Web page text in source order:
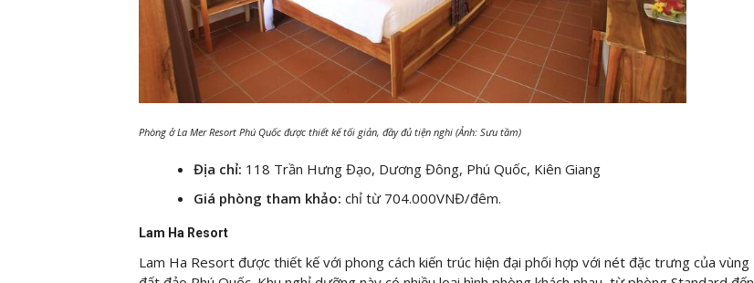
Phòng ở La Mer Resort Phú Quốc được thiết kế tối giản, đầy đủ tiện nghi (Ảnh: Sưu tầm)
Địa chỉ: 118 Trần Hưng Đạo, Dương Đông, Phú Quốc, Kiên Giang
Giá phòng tham khảo: chỉ từ 704.000VNĐ/đêm.
Lam Ha Resort
Lam Ha Resort được thiết kế với phong cách kiến trúc hiện đại phối hợp với nét đặc trưng của vùng